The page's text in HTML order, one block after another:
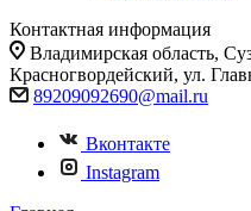
Контактная информация
Владимирская область,
Красногвордейский, ул.
89209092690@mail.ru
Вконтакте
Instagram